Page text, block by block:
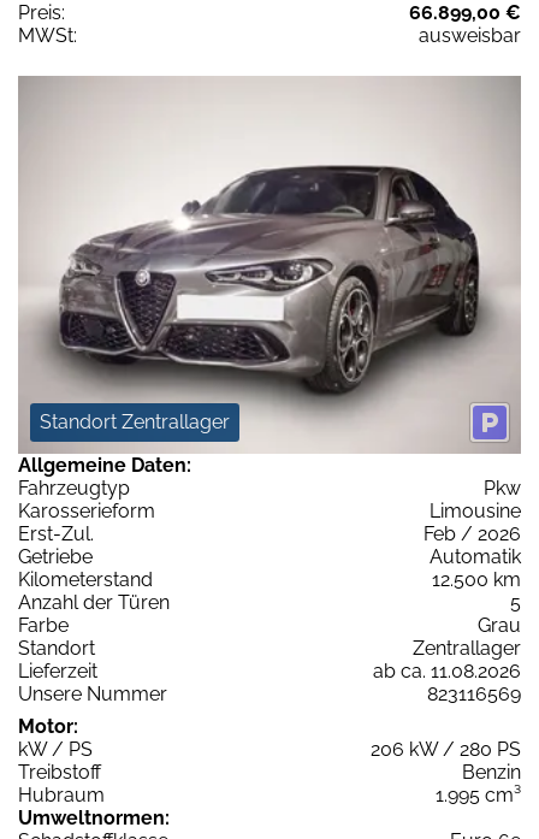
Preis:
66.899,00 €
MWSt:
ausweisbar
Standort Zentrallager
Allgemeine Daten:
Fahrzeugtyp
Pkw
Karosserieform
Limousine
Erst-Zul.
Feb / 2026
Getriebe
Automatik
Kilometerstand
12.500 km
Anzahl der Türen
5
Farbe
Grau
Standort
Zentrallager
Lieferzeit
ab ca. 11.08.2026
Unsere Nummer
823116569
Motor:
kW / PS
206 kW / 280 PS
Treibstoff
Benzin
Hubraum
1.995 cm³
Umweltnormen: